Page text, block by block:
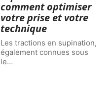
comment optimiser
votre prise et votre
technique
Les tractions en supination,
également connues sous
le…